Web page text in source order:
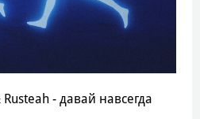
- давай навсегда